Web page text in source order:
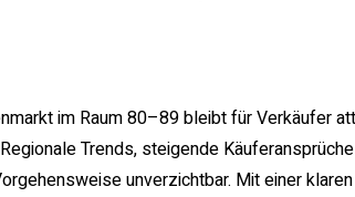
im Raum 80–89 bleibt für Verkäufer
Trends, steigende
unverzichtbar. Mit einer